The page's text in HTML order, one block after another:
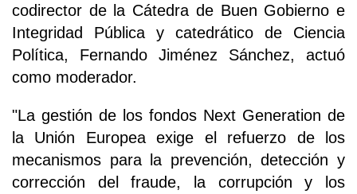
codirector de la Cátedra de Buen Gobierno e
Integridad Pública y catedrático de Ciencia
Política, Fernando Jiménez Sánchez, actuó
como moderador.
"La gestión de los fondos Next Generation de
la Unión Europea exige el refuerzo de los
mecanismos para la prevención, detección y
corrección del fraude, la corrupción y los